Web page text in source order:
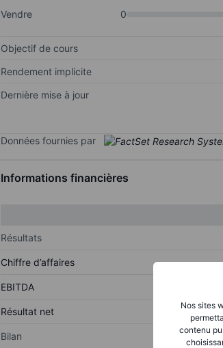
Nos sites
contenu
Vendre
0
Objectif de cours
Rendement implicite
Dernière mise à jour
Données fournies par
Informations financières
Résultats
Chiffre d’affaires
EBITDA
Résultat net
Bilan